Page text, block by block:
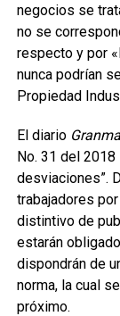
negocios se
no se
respecto y por
nunca podrían
Propiedad
El diario Granma
No. 31 del
desviaciones”.
trabajadores
distintivo de
estarán
dispondrán de
norma, la cual
próximo.